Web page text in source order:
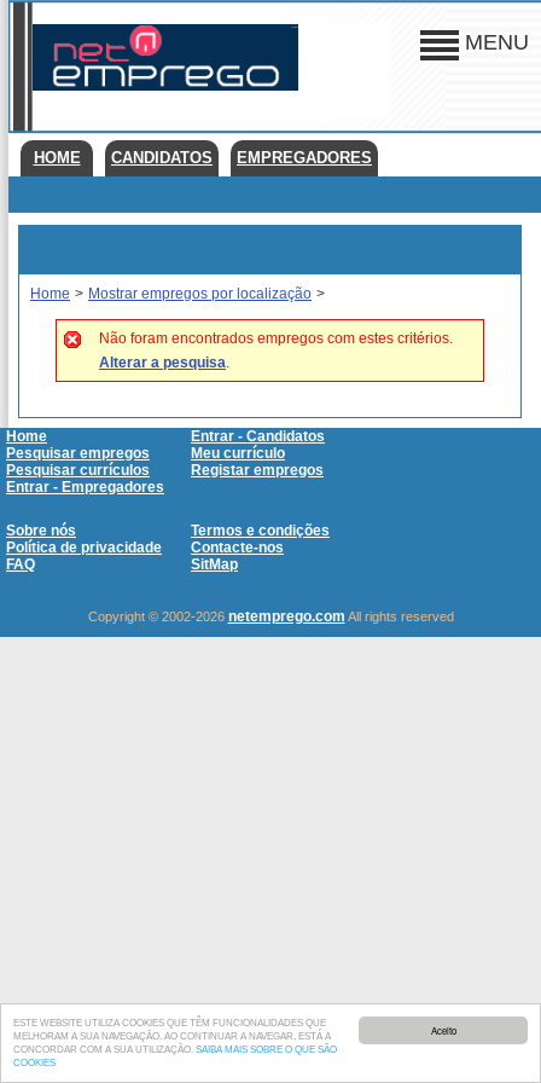
Aceito
ESTE WEBSITE UTILIZA COOKIES QUE TÊM FUNCIONALIDADES QUE
MELHORAM A SUA NAVEGAÇÃO. AO CONTINUAR A NAVEGAR, ESTÁ A
CONCORDAR COM A SUA UTILIZAÇÃO. SAIBA MAIS SOBRE O QUE SÃO
COOKIES
MENU
HOME CANDIDATOS EMPREGADORES
Home > Mostrar empregos por localização >
Não foram encontrados empregos com estes critérios.
Alterar a pesquisa.
Home
Entrar - Candidatos
Pesquisar empregos
Meu currículo
Pesquisar currículos
Registar empregos
Entrar - Empregadores
Sobre nós
Termos e condições
Política de privacidade
Contacte-nos
FAQ
SitMap
Copyright © 2002-2026 netemprego.com All rights reserved